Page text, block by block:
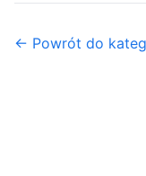
← Powrót do